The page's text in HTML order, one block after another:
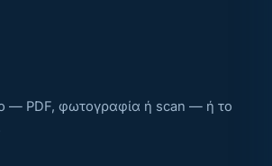
— PDF, φωτογραφία ή scan — ή το